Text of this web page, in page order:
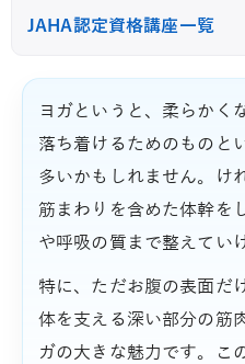
JAHA認定資格講座一覧
ヨガというと、柔らかく
落ち着けるためのものと
多いかもしれません。け
筋まわりを含めた体幹を
や呼吸の質まで整えてい
特に、ただお腹の表面だ
体を支える深い部分の筋
ガの大きな魅力です。こ